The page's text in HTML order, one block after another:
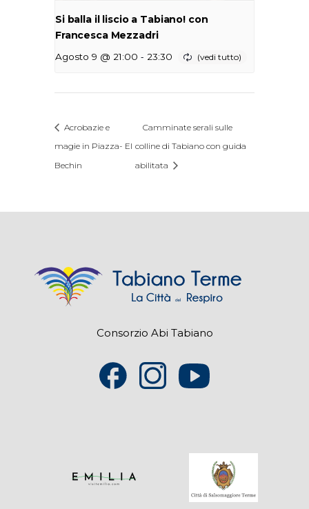
Si balla il liscio a Tabiano! con
Francesca Mezzadri
Agosto 9 @ 21:00 - 23:30
Acrobazie e
magie in Piazza- El
Bechin
Camminate serali sulle
colline di Tabiano con guida
abilitata
Consorzio Abi Tabiano